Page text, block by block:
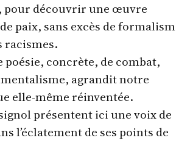
pour découvrir une œuvre
paix, sans excès de
racismes.
poésie, concrète, de combat,
agrandit notre
elle-même réinventée.
présentent ici une voix de
l’éclatement de ses points de